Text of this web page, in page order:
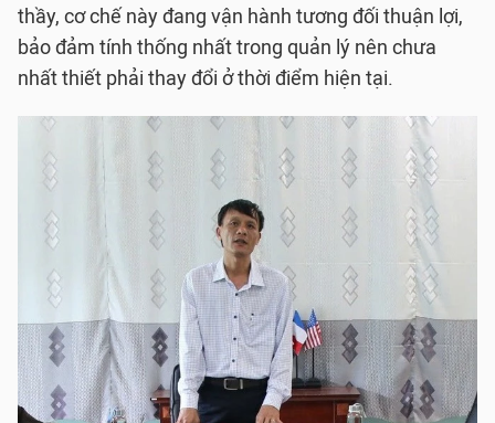
thầy, cơ chế này đang vận hành tương đối thuận lợi,
bảo đảm tính thống nhất trong quản lý nên chưa
nhất thiết phải thay đổi ở thời điểm hiện tại.